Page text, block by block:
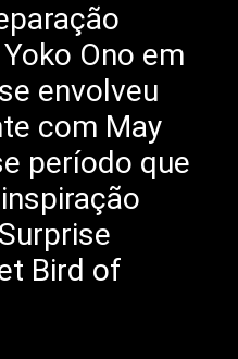
Ono em
envolveu
com May
período que
Bird of